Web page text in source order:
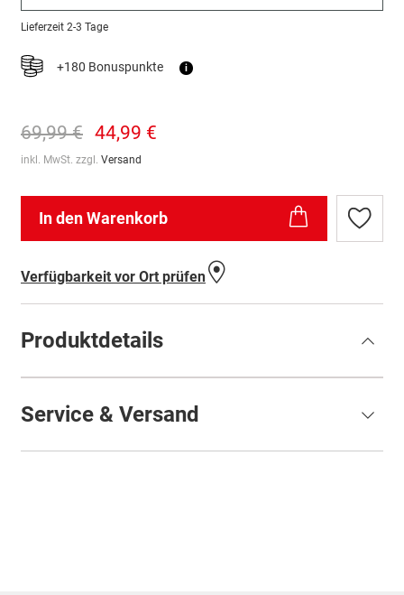
Lieferzeit 2-3 Tage
+180 Bonuspunkte i
69,99 € 44,99 €
inkl. MwSt. zzgl. Versand
In den Warenkorb
Zur
Verfügbarkeit vor Ort prüfen
Produktdetails
Service & Versand